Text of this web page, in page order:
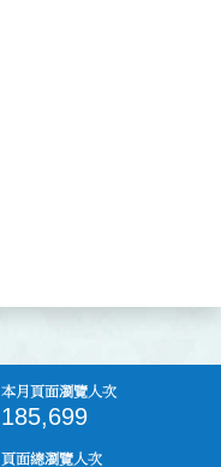
本月頁面瀏覽人次
185,699
頁面總瀏覽人次